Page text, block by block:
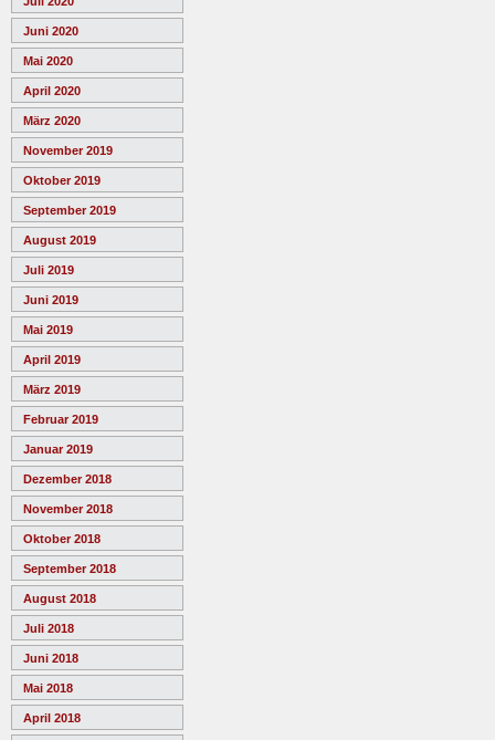
Juni 2020
Mai 2020
April 2020
März 2020
November 2019
Oktober 2019
September 2019
August 2019
Juli 2019
Juni 2019
Mai 2019
April 2019
März 2019
Februar 2019
Januar 2019
Dezember 2018
November 2018
Oktober 2018
September 2018
August 2018
Juli 2018
Juni 2018
Mai 2018
April 2018